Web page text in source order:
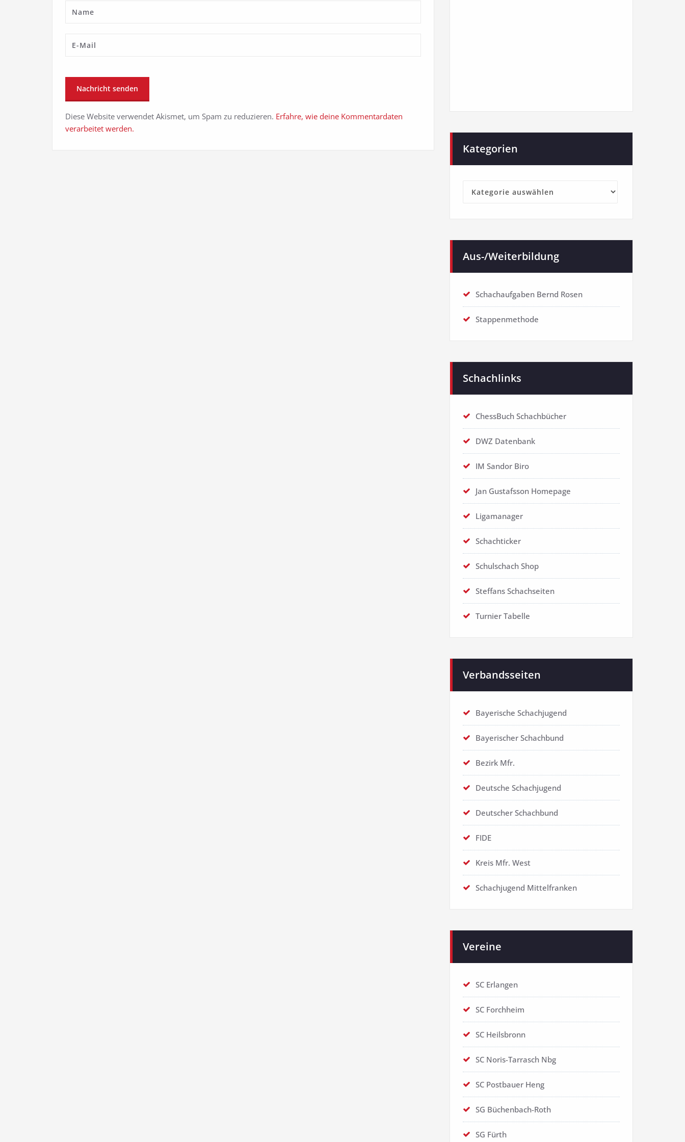
Diese Website verwendet Akismet, um Spam zu reduzieren. Erfahre, wie deine Kommentardaten
verarbeitet werden.
Kategorien
Kategorien
Aus-/Weiterbildung
Schachaufgaben Bernd Rosen
Stappenmethode
Schachlinks
ChessBuch Schachbücher
DWZ Datenbank
IM Sandor Biro
Jan Gustafsson Homepage
Ligamanager
Schachticker
Schulschach Shop
Steffans Schachseiten
Turnier Tabelle
Verbandsseiten
Bayerische Schachjugend
Bayerischer Schachbund
Bezirk Mfr.
Deutsche Schachjugend
Deutscher Schachbund
FIDE
Kreis Mfr. West
Schachjugend Mittelfranken
Vereine
SC Erlangen
SC Forchheim
SC Heilsbronn
SC Noris-Tarrasch Nbg
SC Postbauer Heng
SG Büchenbach-Roth
SG Fürth